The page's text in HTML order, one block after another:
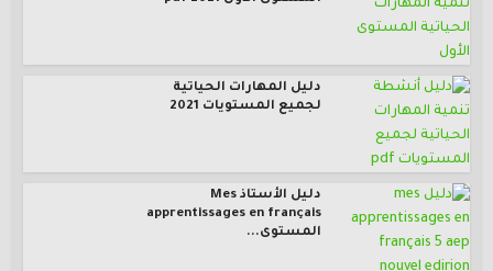
دليل المهارات الحياتية
لجميع المستويات 2021
دليل الأستاذ Mes
apprentissages en français
المستوى...